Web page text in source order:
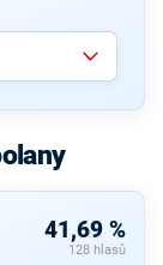
41,69 %
128 hlasů